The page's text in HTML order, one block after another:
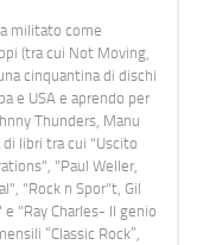
militato come
(tra cui Not Moving,
cinquantina di dischi
e USA e aprendo per
Thunders, Manu
di libri tra cui "Uscito
"Paul Weller,
"Rock n Spor"t, Gil
"Ray Charles- Il genio
“Classic Rock”,